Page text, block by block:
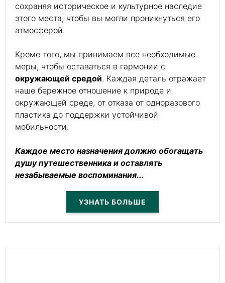
сохраняя историческое и культурное наследие
этого места, чтобы вы могли проникнуться его
атмосферой.
Кроме того, мы принимаем все необходимые
меры, чтобы оставаться в гармонии с
окружающей средой. Каждая деталь отражает
наше бережное отношение к природе и
окружающей среде, от отказа от одноразового
пластика до поддержки устойчивой
мобильности.
Каждое место назначения должно обогащать
душу путешественника и оставлять
незабываемые воспоминания...